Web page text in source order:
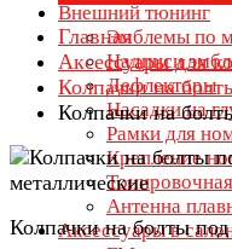
Внешний тюнинг
Эмблемы по
Надписи
Дефлекторы
Насадки на
Рамки для
Крепление
Антенна
Аксессуары в
Главная
Аксессуары для
Колпачки на
Колпачки на
Колпачки на болты